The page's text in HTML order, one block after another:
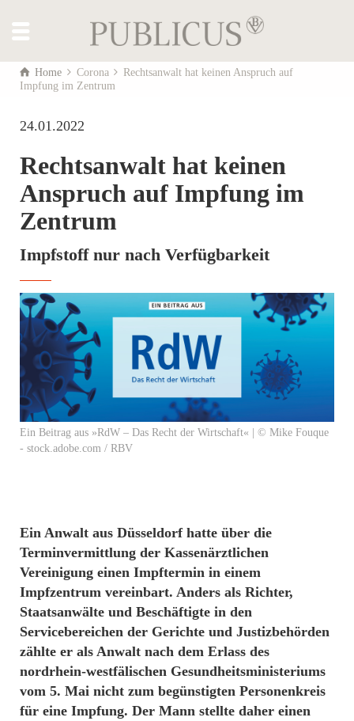
Home Corona
Rechtsanwalt hat keinen Anspruch auf
Impfung im Zentrum
24.01.2022
Rechtsanwalt hat keinen
Anspruch auf Impfung im
Zentrum
Impfstoff nur nach Verfügbarkeit
Ein Beitrag aus »RdW – Das Recht der Wirtschaft« | © Mike Fouque
- stock.adobe.com / RBV
Ein Anwalt aus Düsseldorf hatte über die
Terminvermittlung der Kassenärztlichen
Vereinigung einen Impftermin in einem
Impfzentrum vereinbart. Anders als Richter,
Staatsanwälte und Beschäftigte in den
Servicebereichen der Gerichte und Justizbehörden
zählte er als Anwalt nach dem Erlass des
nordrhein-westfälischen Gesundheitsministeriums
vom 5. Mai nicht zum begünstigten Personenkreis
für eine Impfung. Der Mann stellte daher einen